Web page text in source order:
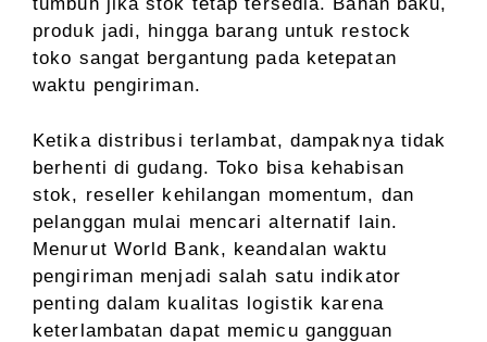
produk jadi, hingga barang untuk restock
toko sangat bergantung pada ketepatan
waktu pengiriman.
Ketika distribusi terlambat, dampaknya tidak
berhenti di gudang. Toko bisa kehabisan
stok, reseller kehilangan momentum, dan
pelanggan mulai mencari alternatif lain.
Menurut World Bank, keandalan waktu
pengiriman menjadi salah satu indikator
penting dalam kualitas logistik karena
keterlambatan dapat memicu gangguan